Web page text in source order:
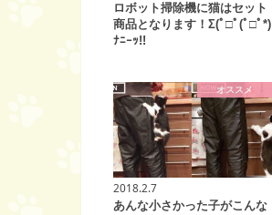
ロボット掃除機に猫はセット
商品となります！Σ(ﾟ□ﾟ(ﾟ□ﾟ*)
ﾅﾆｰｯ!!
オススメ
2018.2.7
あんな小さかった子がこんな